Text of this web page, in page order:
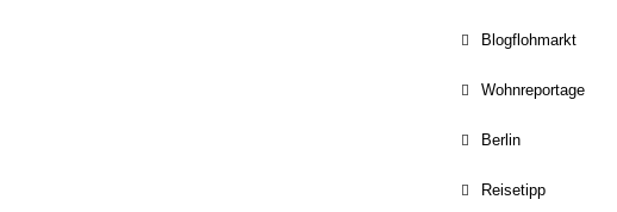
Blogflohmarkt
Wohnreportage
Berlin
Reisetipp